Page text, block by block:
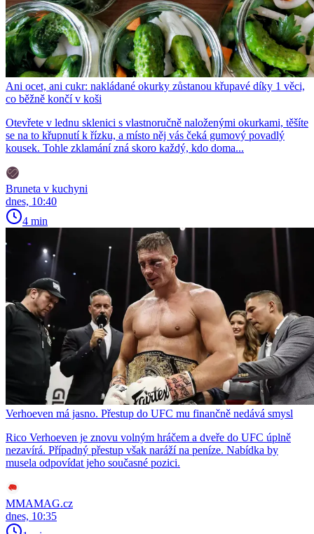
Ani ocet, ani cukr: nakládané okurky zůstanou křupavé díky 1 věci,
co běžně končí v koši
Otevřete v lednu sklenici s vlastnoručně naloženými okurkami, těšíte
se na to křupnutí k řízku, a místo něj vás čeká gumový povadlý
kousek. Tohle zklamání zná skoro každý, kdo doma...
Bruneta v kuchyni
dnes, 10:40
4 min
Verhoeven má jasno. Přestup do UFC mu finančně nedává smysl
Rico Verhoeven je znovu volným hráčem a dveře do UFC úplně
nezavírá. Případný přestup však naráží na peníze. Nabídka by
musela odpovídat jeho současné pozici.
MMAMAG.cz
dnes, 10:35